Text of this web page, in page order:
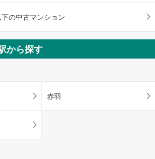
館、国立科学博物館、東京国立博物館
央改札・浅草口、アトレ上野、上野公園、上野動物
西洋美術館、国立科学博物館、東京国立博物館、東
、タクシーのりば、バスのりば
南方面改札
の中古マンション
から探す
赤羽